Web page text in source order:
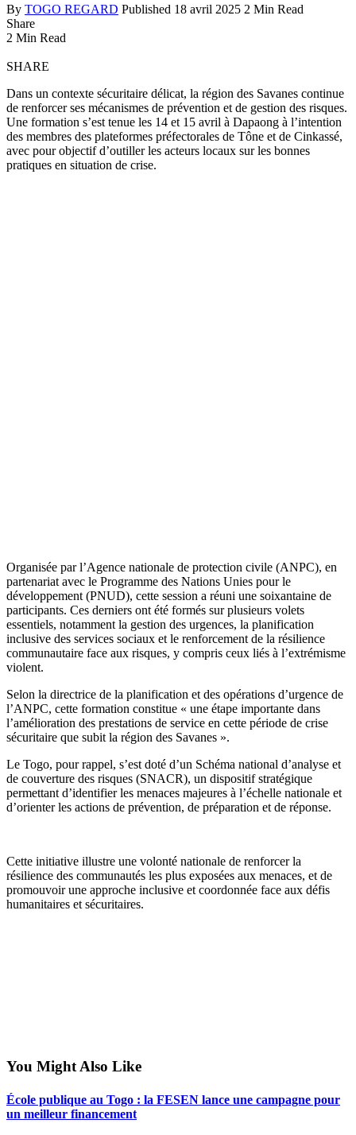
By TOGO REGARD Published 18 avril 2025 2 Min Read
Share
2 Min Read
SHARE
Dans un contexte sécuritaire délicat, la région des Savanes continue
de renforcer ses mécanismes de prévention et de gestion des risques.
Une formation s’est tenue les 14 et 15 avril à Dapaong à l’intention
des membres des plateformes préfectorales de Tône et de Cinkassé,
avec pour objectif d’outiller les acteurs locaux sur les bonnes
pratiques en situation de crise.
Organisée par l’Agence nationale de protection civile (ANPC), en
partenariat avec le Programme des Nations Unies pour le
développement (PNUD), cette session a réuni une soixantaine de
participants. Ces derniers ont été formés sur plusieurs volets
essentiels, notamment la gestion des urgences, la planification
inclusive des services sociaux et le renforcement de la résilience
communautaire face aux risques, y compris ceux liés à l’extrémisme
violent.
Selon la directrice de la planification et des opérations d’urgence de
l’ANPC, cette formation constitue « une étape importante dans
l’amélioration des prestations de service en cette période de crise
sécuritaire que subit la région des Savanes ».
Le Togo, pour rappel, s’est doté d’un Schéma national d’analyse et
de couverture des risques (SNACR), un dispositif stratégique
permettant d’identifier les menaces majeures à l’échelle nationale et
d’orienter les actions de prévention, de préparation et de réponse.
Cette initiative illustre une volonté nationale de renforcer la
résilience des communautés les plus exposées aux menaces, et de
promouvoir une approche inclusive et coordonnée face aux défis
humanitaires et sécuritaires.
You Might Also Like
École publique au Togo : la FESEN lance une campagne pour
un meilleur financement